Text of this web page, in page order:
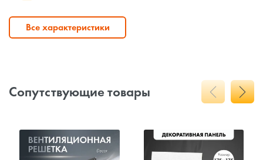
Все характеристики
Сопутствующие товары